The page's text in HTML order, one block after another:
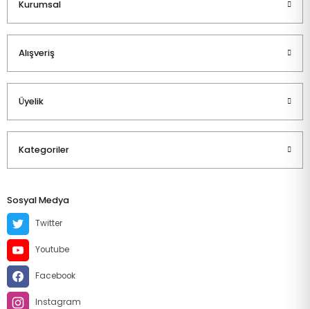
Kurumsal
Alışveriş
Üyelik
Kategoriler
Sosyal Medya
Twitter
Youtube
Facebook
Instagram